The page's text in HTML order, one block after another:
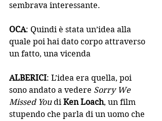
sembrava interessante.
OCA: Quindi è stata un’idea alla
quale poi hai dato corpo attraverso
un fatto, una vicenda
ALBERICI: L’idea era quella, poi
sono andato a vedere Sorry We
Missed You di Ken Loach, un film
stupendo che parla di un uomo che